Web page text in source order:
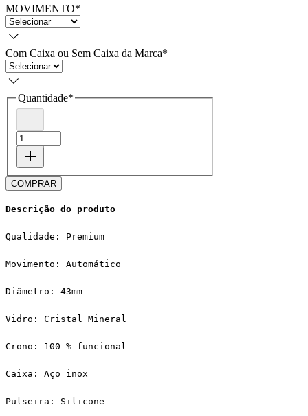
MOVIMENTO*
Com Caixa ou Sem Caixa da Marca*
Quantidade*
COMPRAR
Descrição do produto
Qualidade: Premium
Movimento: Automático
Diâmetro: 43mm
Vidro: Cristal Mineral
Crono: 100 % funcional
Caixa: Aço inox
Pulseira: Silicone